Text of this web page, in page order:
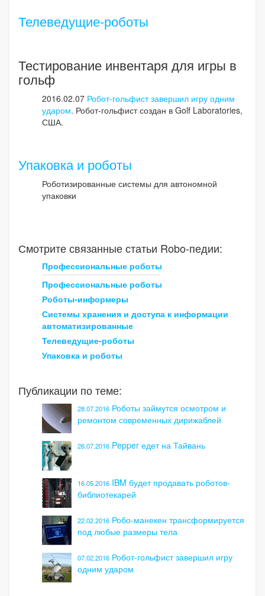
Телеведущие-роботы
Тестирование инвентаря для игры в
гольф
2016.02.07 Робот-гольфист завершил игру одним
ударом. Робот-гольфист создан в Golf Laboratories,
США.
Упаковка и роботы
Роботизированные системы для автономной
упаковки
Смотрите связанные статьи Robo-педии:
Профессиональные роботы
Профессиональные роботы
Роботы-информеры
Системы хранения и доступа к информации
автоматизированные
Телеведущие-роботы
Упаковка и роботы
Публикации по теме:
28.07.2016 Роботы займутся осмотром и
ремонтом современных дирижаблей
26.07.2016 Pepper едет на Тайвань
16.05.2016 IBM будет продавать роботов-
библиотекарей
22.02.2016 Робо-манекен трансформируется
под любые размеры тела
07.02.2016 Робот-гольфист завершил игру
одним ударом